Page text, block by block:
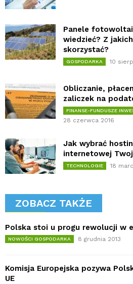
Panele
wiedzieć? Z
skorzystać?
GOSPODARKA 10
Obliczanie,
zaliczek na
FINANSE-FUNDUSZE
28 czerwca 2016
Jak wybrać
internetowej
TECHNOLOGIE 18
ZOBACZ TAKŻE
Polska stoi u progu rewolucji w
NOWOŚCI GOSPODARKA 8 grudnia 2013
Komisja Europejska pozywa
UE